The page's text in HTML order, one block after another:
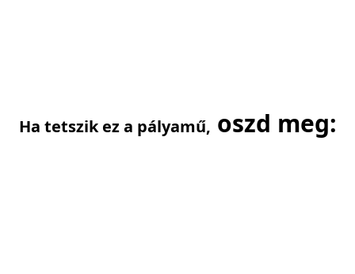
Ha tetszik ez a pályamű, oszd meg: